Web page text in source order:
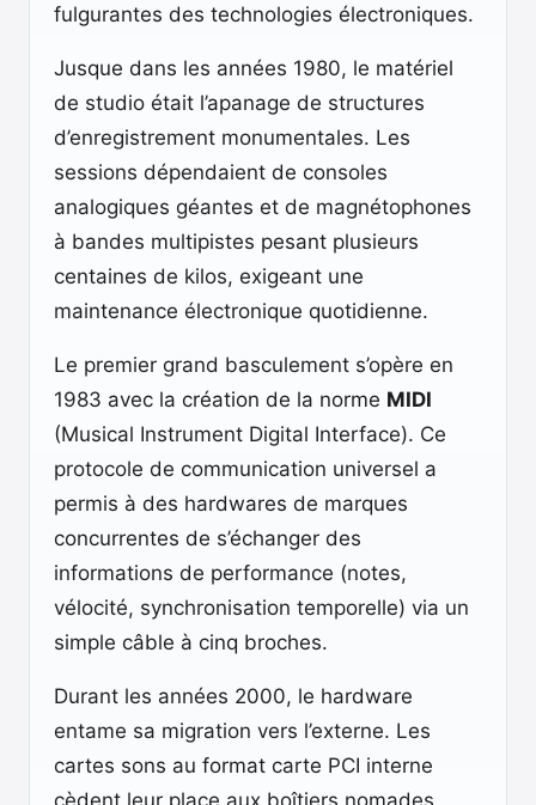
fulgurantes des technologies électroniques.
Jusque dans les années 1980, le matériel
de studio était l’apanage de structures
d’enregistrement monumentales. Les
sessions dépendaient de consoles
analogiques géantes et de magnétophones
à bandes multipistes pesant plusieurs
centaines de kilos, exigeant une
maintenance électronique quotidienne.
Le premier grand basculement s’opère en
1983 avec la création de la norme MIDI
(Musical Instrument Digital Interface). Ce
protocole de communication universel a
permis à des hardwares de marques
concurrentes de s’échanger des
informations de performance (notes,
vélocité, synchronisation temporelle) via un
simple câble à cinq broches.
Durant les années 2000, le hardware
entame sa migration vers l’externe. Les
cartes sons au format carte PCI interne
cèdent leur place aux boîtiers nomades